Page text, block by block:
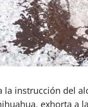
la instrucción del
exhorta a